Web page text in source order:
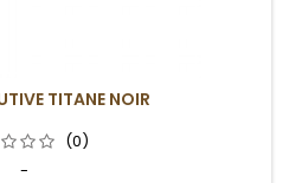
TITANE NOIR
(0)
-